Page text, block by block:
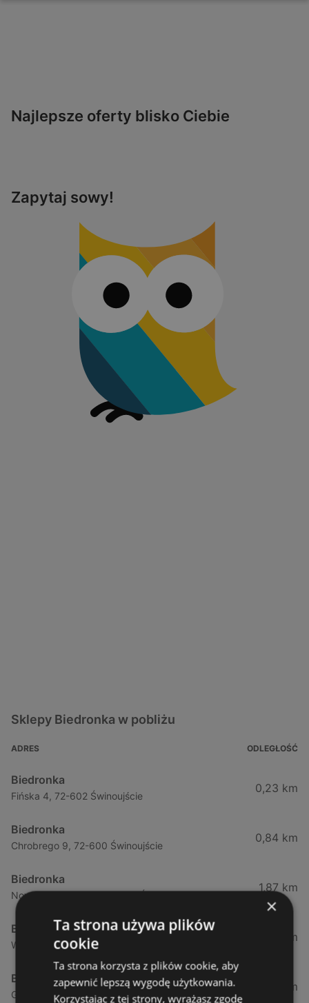
Najlepsze oferty blisko Ciebie
Zapytaj sowy!
Sklepy Biedronka w pobliżu
ADRES ODLEGŁOŚĆ
Biedronka
Fińska 4, 72-602 Świnoujście
0,23 km
Biedronka
Chrobrego 9, 72-600 Świnoujście
0,84 km
Biedronka
Nowokarsiborska 2, 72-600 Świnoujście
1,87 km
Biedronka
Wojska Polskiego 16a, 72-600 Świnoujście
2,77 km
Biedronka
Gryfa Pomorskiego, 72-500 Międzyzdroje
12,39 km
×
Ta strona używa plików
cookie
Ta strona korzysta z plików cookie, aby
zapewnić lepszą wygodę użytkowania.
Korzystając z tej strony, wyrażasz zgodę